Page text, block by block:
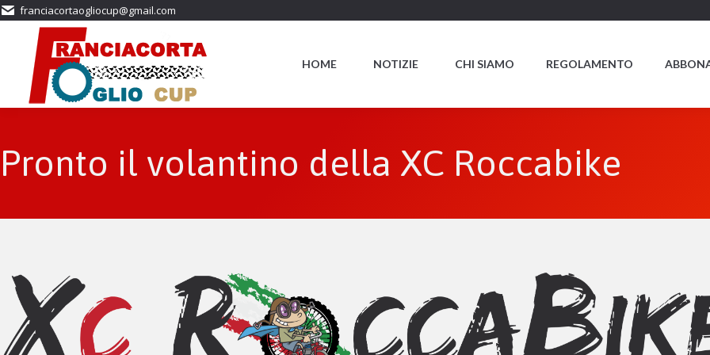
franciacortaogliocup@gmail.com
HOME NOTIZIE CHI SIAMO REGOLAMENTO
Pronto il volantino della XC Roccabike